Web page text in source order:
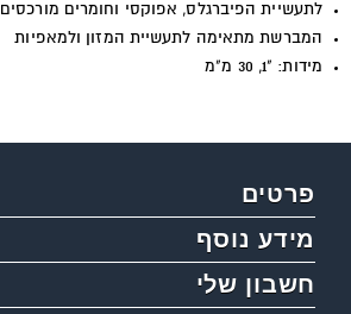
לתעשיית הפיברגלס, אפוקסי וחומרים מורכסים
המברשת מתאימה לתעשיית המזון ולמאפיות
מידות: "1, 30 מ"מ
פרטים
מידע נוסף
חשבון שלי